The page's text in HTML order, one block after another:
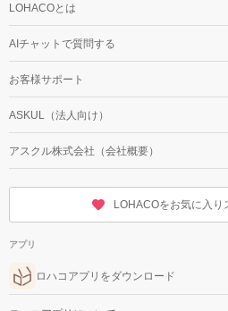
LOHACOとは
AIチャットで質問する
お客様サポート
ASKUL（法人向け）
アスクル株式会社（会社概要）
LOHACOをお気に入り
アプリ
ロハコアプリをダウンロード